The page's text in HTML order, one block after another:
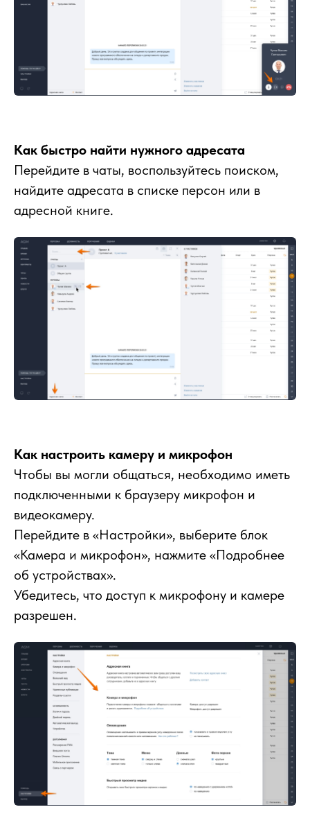
Как быстро найти нужного адресата
Перейдите в чаты, воспользуйтесь поиском,
найдите адресата в списке персон или в
адресной книге.
Как настроить камеру и микрофон
Чтобы вы могли общаться, необходимо иметь
подключенными к браузеру микрофон и
видеокамеру.
Перейдите в «Настройки», выберите блок
«Камера и микрофон», нажмите «Подробнее
об устройствах».
Убедитесь, что доступ к микрофону и камере
разрешен.